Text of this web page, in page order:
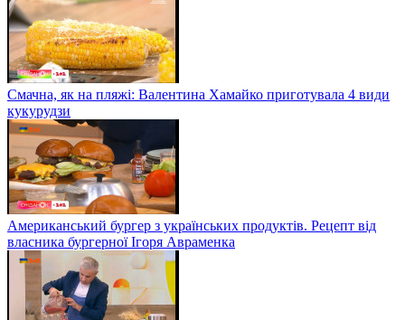
Смачна, як на пляжі: Валентина Хамайко приготувала 4 види
кукурудзи
Американський бургер з українських продуктів. Рецепт від
власника бургерної Ігоря Авраменка